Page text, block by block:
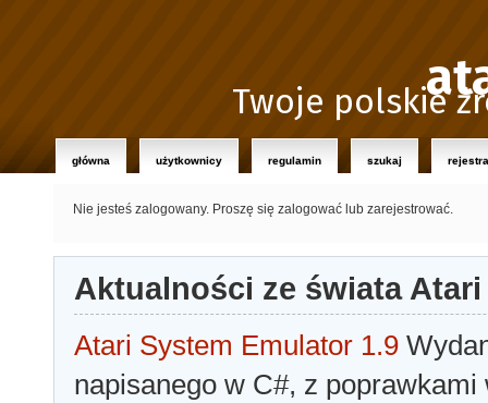
Twoje polskie
główna użytkownicy regulamin szukaj
Nie jesteś zalogowany. Proszę się zalogować lub zarejestrować.
Aktualności ze świata Atari
Atari System Emulator 1.9
napisanego w C#, z poprawkami